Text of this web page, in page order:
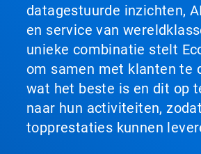
datagestuurde inzichten,
en service van
unieke combinatie stelt
om samen met klanten te
wat het beste is en dit op
naar hun activiteiten,
topprestaties kunnen